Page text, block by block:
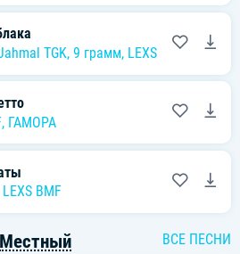
TGK, 9 грамм, LEXS BMF
, ГАМОРА
LEXS BMF
Местный ВСЕ ПЕСНИ